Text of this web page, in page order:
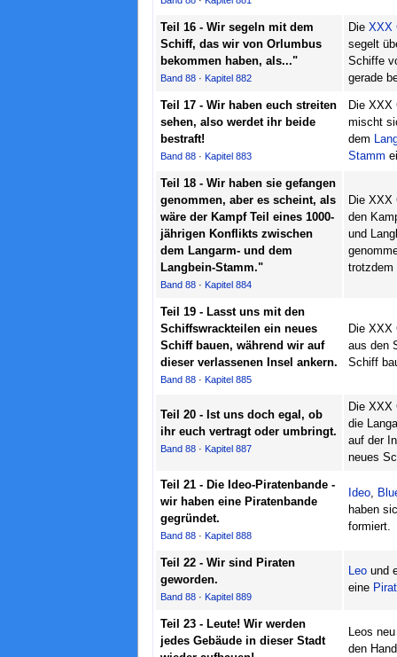
Teil 16 - Wir segeln mit dem
Schiff, das wir von Orlumbus
bekommen haben, als..."
Band 88· Kapitel 882
Die XXX
segelt
Schiffe
gerade
Teil 17 - Wir haben euch streiten
sehen, also werdet ihr beide
bestraft!
Band 88· Kapitel 883
Die XXX
mischt
dem
Stamm
Teil 18 - Wir haben sie gefangen
genommen, aber es scheint, als
wäre der Kampf Teil eines 1000-
jährigen Konflikts zwischen
dem Langarm- und dem
Langbein-Stamm."
Band 88· Kapitel 884
Die XXX
den
und
trotzdem
Teil 19 - Lasst uns mit den
Schiffswrackteilen ein neues
Schiff bauen, während wir auf
dieser verlassenen Insel ankern.
Band 88· Kapitel 885
Die XXX
aus den
Schiff
Teil 20 - Ist uns doch egal, ob
ihr euch vertragt oder umbringt.
Band 88· Kapitel 887
Die XXX
die
auf der
neues
Teil 21 - Die Ideo-Piratenbande -
wir haben eine Piratenbande
gegründet.
Band 88· Kapitel 888
Ideo,
haben
formiert.
Teil 22 - Wir sind Piraten
geworden.
Band 88· Kapitel 889
Leound
eine
Teil 23 - Leute! Wir werden
jedes Gebäude in dieser Stadt
Leos
den